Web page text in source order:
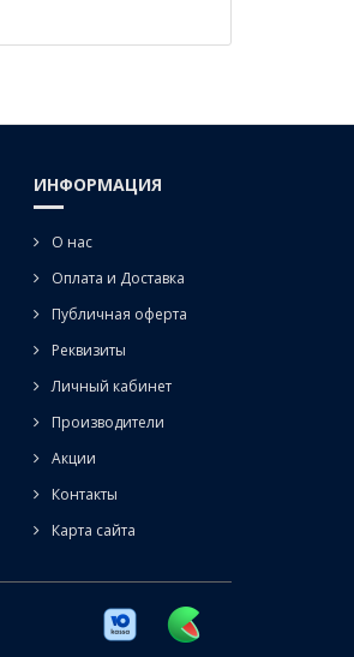
ИНФОРМАЦИЯ
О нас
Оплата и Доставка
Публичная оферта
Реквизиты
Личный кабинет
Производители
Акции
Контакты
Карта сайта